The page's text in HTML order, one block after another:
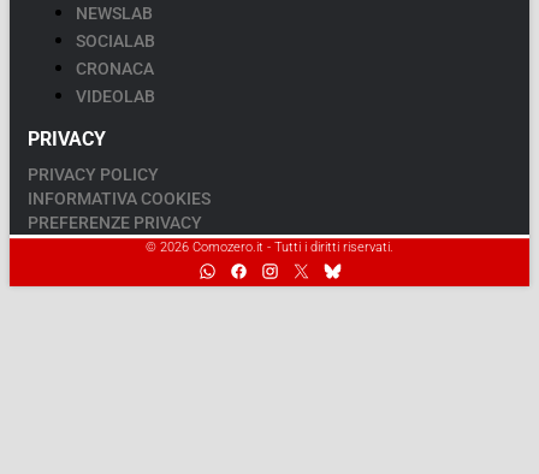
NEWSLAB
SOCIALAB
CRONACA
VIDEOLAB
PRIVACY
PRIVACY POLICY
INFORMATIVA COOKIES
PREFERENZE PRIVACY
© 2026 Comozero.it - Tutti i diritti riservati.